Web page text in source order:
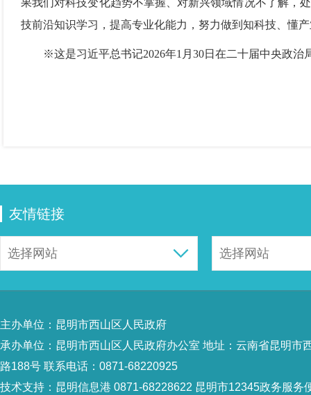
果我们对科技变化趋势不掌握、对新兴领域情况不了解，
技前沿知识学习，提高专业化能力，努力做到知科技、懂
※这是习近平总书记2026年1月30日在二十届中央政治
友情链接
主办单位：昆明市西山区人民政府
承办单位：昆明市西山区人民政府办公室 地址：云南省昆明市
路188号 联系电话：0871-68220925
技术支持： 昆明信息港 0871-68228622 昆明市12345政务服务